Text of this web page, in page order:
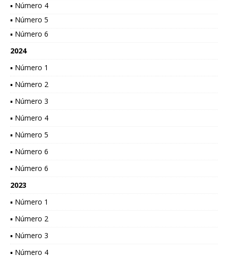
▪ Número 4
▪ Número 5
▪ Número 6
2024
▪ Número 1
▪ Número 2
▪ Número 3
▪ Número 4
▪ Número 5
▪ Número 6
▪ Número 6
2023
▪ Número 1
▪ Número 2
▪ Número 3
▪ Número 4